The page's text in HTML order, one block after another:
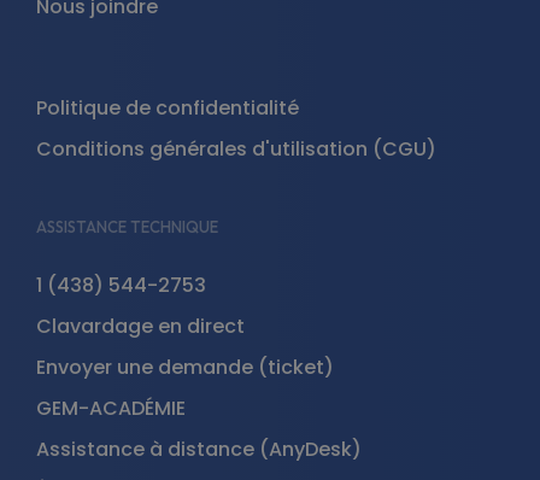
Nous joindre
Politique de confidentialité
Conditions générales d'utilisation (CGU)
ASSISTANCE TECHNIQUE
1 (438) 544-2753
Clavardage en direct
Envoyer une demande (ticket)
GEM-ACADÉMIE
Assistance à distance (AnyDesk)